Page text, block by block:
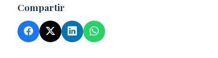
Compartir